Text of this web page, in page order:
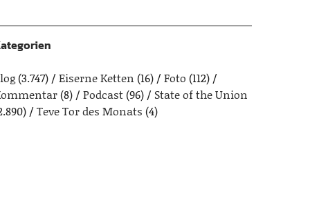
(3.747) Eiserne Ketten (16) Foto (112)
(8) Podcast(96)
State of the Union
Teve Tor des Monats (4)